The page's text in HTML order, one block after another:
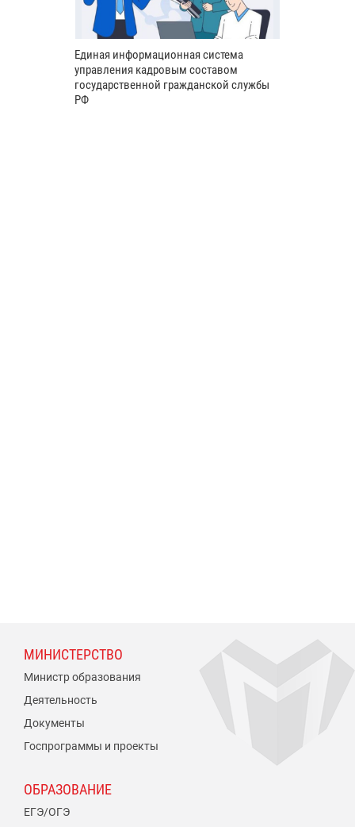
Единая информационная система
управления кадровым составом
государственной гражданской службы
РФ
МИНИСТЕРСТВО
Министр образования
Деятельность
Документы
Госпрограммы и проекты
ОБРАЗОВАНИЕ
ЕГЭ/ОГЭ